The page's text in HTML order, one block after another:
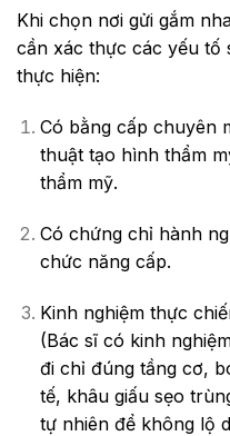
Khi chọn nơi gửi gắm
cần xác thực các yếu tố
thực hiện:
Có bằng cấp chuyên
thuật tạo hình thẩm
thẩm mỹ.
Có chứng chỉ hành
chức năng cấp.
Kinh nghiệm thực
(Bác sĩ có kinh
đi chỉ đúng tầng cơ,
tế, khâu giấu sẹo
tự nhiên để không lộ